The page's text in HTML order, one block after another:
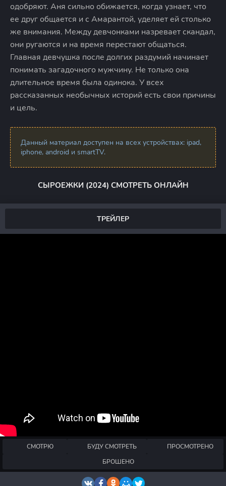
одобряют. Аня сильно обижается, когда узнает, что
ее друг общается и с Амарантой, уделяет ей столько
же внимания. Между девчонками назревает скандал,
они ругаются и на время перестают общаться.
Главная девчушка после долгих раздумий начинает
понимать загадочного мужчину. Не только она
длительное время была одинока. У всех
рассказанных необычных историй есть свои причины
и цель.
Данный материал доступен на всех устройствах: ipad,
iphone, android и smartTV.
СЫРОЕЖКИ (2024) СМОТРЕТЬ ОНЛАЙН
ТРЕЙЛЕР
СМОТРЮ БУДУ СМОТРЕТЬ
ПРОСМОТРЕНО
БРОШЕНО